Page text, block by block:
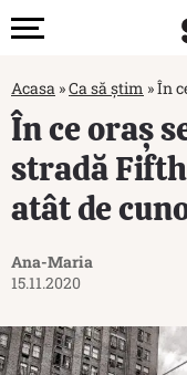
Acasa »Ca să știm »În
În ce oraș
stradă Fifth
atât de
Ana-Maria
15.11.2020